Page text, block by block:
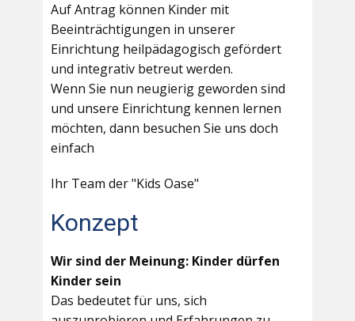
Auf Antrag können Kinder mit
Beeinträchtigungen in unserer
Einrichtung heilpädagogisch gefördert
und integrativ betreut werden.
Wenn Sie nun neugierig geworden sind
und unsere Einrichtung kennen lernen
möchten, dann besuchen Sie uns doch
einfach
Ihr Team der "Kids Oase"
Konzept
Wir sind der Meinung: Kinder dürfen
Kinder sein
Das bedeutet für uns, sich